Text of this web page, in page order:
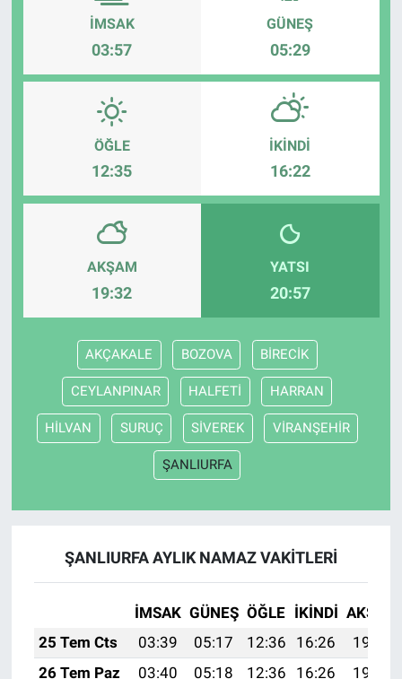
İMSAK
03:57
GÜNEŞ
05:29
ÖĞLE
12:35
İKINDI
16:22
AKŞAM
19:32
YATSI
20:57
AKÇAKALE BOZOVA BİRECİK
CEYLANPINAR HALFETİ HARRAN
HİLVAN SURUÇ SİVEREK VİRANŞEHİR
ŞANLIURFA
ŞANLIURFA AYLIK NAMAZ VAKITLERI
İMSAK GÜNEŞ ÖĞLE İKINDI AKŞAM
25 Tem Cts
03:39 05:17 12:36 16:26
19:46
26 Tem Paz
03:40 05:18 12:36 16:26
19:45